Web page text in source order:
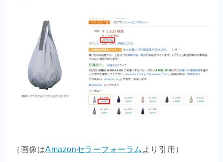
（画像はAmazonセラーフォーラム より引用）